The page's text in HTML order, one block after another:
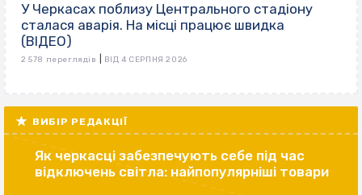
У Черкасах поблизу Центрального стадіону
сталася аварія. На місці працює швидка
(ВІДЕО)
2 578 переглядів ВІД 4 СЕРПНЯ 2026
ВИБІР РЕДАКЦІЇ
Як черкасці забезпечують себе під час
відключень світла: найпопулярніші товари